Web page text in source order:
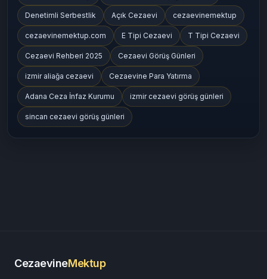
Denetimli Serbestlik Açık Cezaevi cezaevinemektup
cezaevinemektup.com E Tipi Cezaevi T Tipi Cezaevi
Cezaevi Rehberi 2025 Cezaevi Görüş Günleri
izmir aliağa cezaevi Cezaevine Para Yatırma
Adana Ceza İnfaz Kurumu izmir cezaevi görüş günleri
sincan cezaevi görüş günleri
CezaevineMektup